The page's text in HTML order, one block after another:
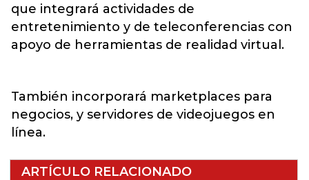
que integrará actividades de
entretenimiento y de teleconferencias con
apoyo de herramientas de realidad virtual.
También incorporará marketplaces para
negocios, y servidores de videojuegos en
línea.
ARTÍCULO RELACIONADO